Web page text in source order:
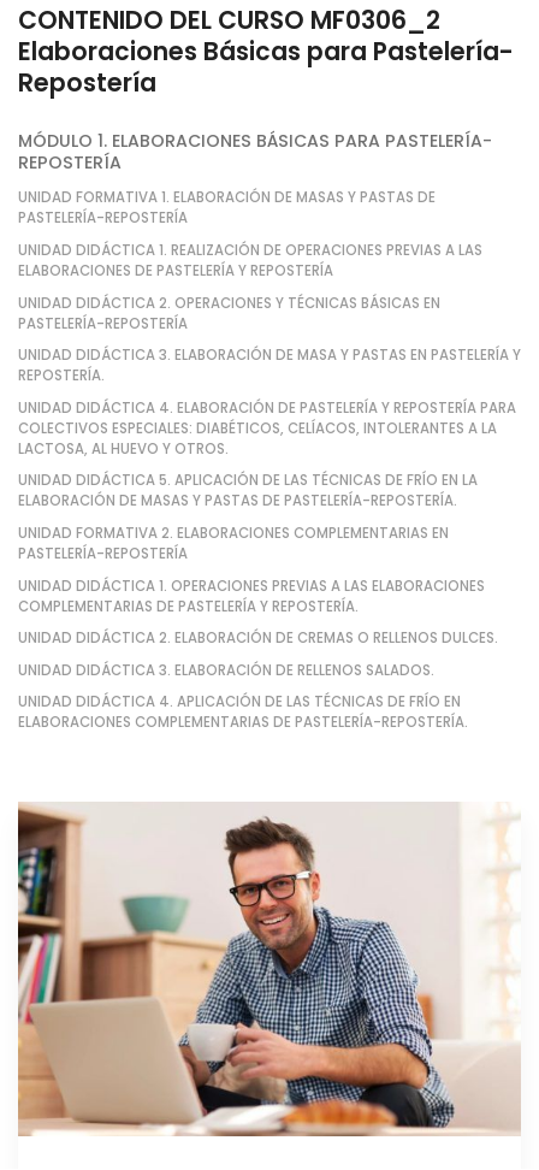
CONTENIDO DEL CURSO MF0306_2
Elaboraciones Básicas para Pastelería-
Repostería
MÓDULO 1. ELABORACIONES BÁSICAS PARA PASTELERÍA-
REPOSTERÍA
UNIDAD FORMATIVA 1. ELABORACIÓN DE MASAS Y PASTAS DE
PASTELERÍA-REPOSTERÍA
UNIDAD DIDÁCTICA 1. REALIZACIÓN DE OPERACIONES PREVIAS A LAS
ELABORACIONES DE PASTELERÍA Y REPOSTERÍA
UNIDAD DIDÁCTICA 2. OPERACIONES Y TÉCNICAS BÁSICAS EN
PASTELERÍA-REPOSTERÍA
UNIDAD DIDÁCTICA 3. ELABORACIÓN DE MASA Y PASTAS EN PASTELERÍA Y
REPOSTERÍA.
UNIDAD DIDÁCTICA 4. ELABORACIÓN DE PASTELERÍA Y REPOSTERÍA PARA
COLECTIVOS ESPECIALES: DIABÉTICOS, CELÍACOS, INTOLERANTES A LA
LACTOSA, AL HUEVO Y OTROS.
UNIDAD DIDÁCTICA 5. APLICACIÓN DE LAS TÉCNICAS DE FRÍO EN LA
ELABORACIÓN DE MASAS Y PASTAS DE PASTELERÍA-REPOSTERÍA.
UNIDAD FORMATIVA 2. ELABORACIONES COMPLEMENTARIAS EN
PASTELERÍA-REPOSTERÍA
UNIDAD DIDÁCTICA 1. OPERACIONES PREVIAS A LAS ELABORACIONES
COMPLEMENTARIAS DE PASTELERÍA Y REPOSTERÍA.
UNIDAD DIDÁCTICA 2. ELABORACIÓN DE CREMAS O RELLENOS DULCES.
UNIDAD DIDÁCTICA 3. ELABORACIÓN DE RELLENOS SALADOS.
UNIDAD DIDÁCTICA 4. APLICACIÓN DE LAS TÉCNICAS DE FRÍO EN
ELABORACIONES COMPLEMENTARIAS DE PASTELERÍA-REPOSTERÍA.